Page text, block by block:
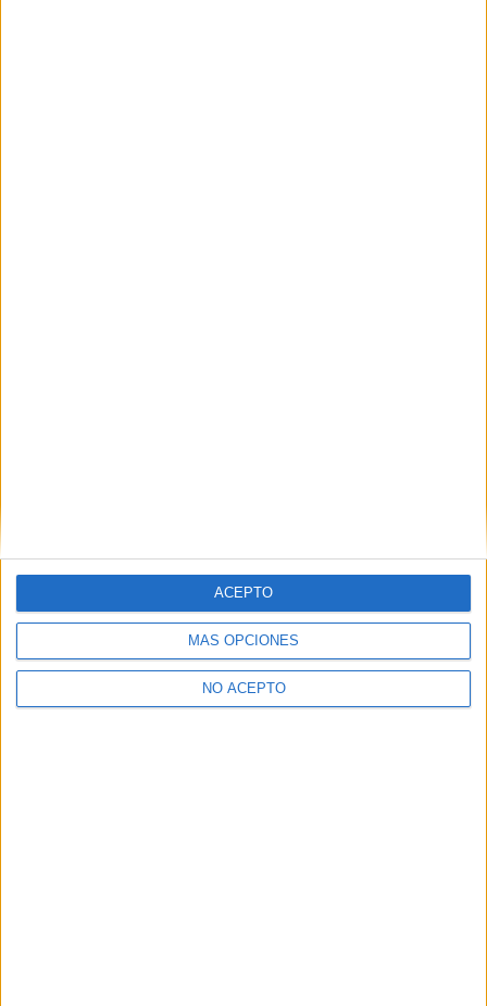
MÁS OPCIONES
NO ACEPTO
ACEPTO
Y como regalo de agradecimiento, por registrarte te daremos
gratis una copia de nuestro ebook con 100 consejos para tu
primer año de universidad